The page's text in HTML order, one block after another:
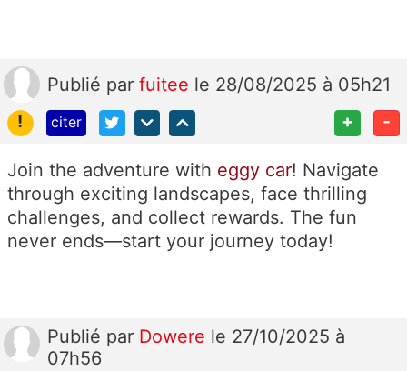
Publié par fuitee le 28/08/2025 à 05h21
!
citer + -
Join the adventure with eggy car! Navigate
through exciting landscapes, face thrilling
challenges, and collect rewards. The fun
never ends—start your journey today!
Publié par Dowere le 27/10/2025 à
07h56